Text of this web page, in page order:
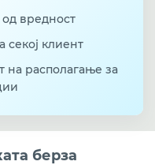
вредност
секој клиент
на располагање за
берза